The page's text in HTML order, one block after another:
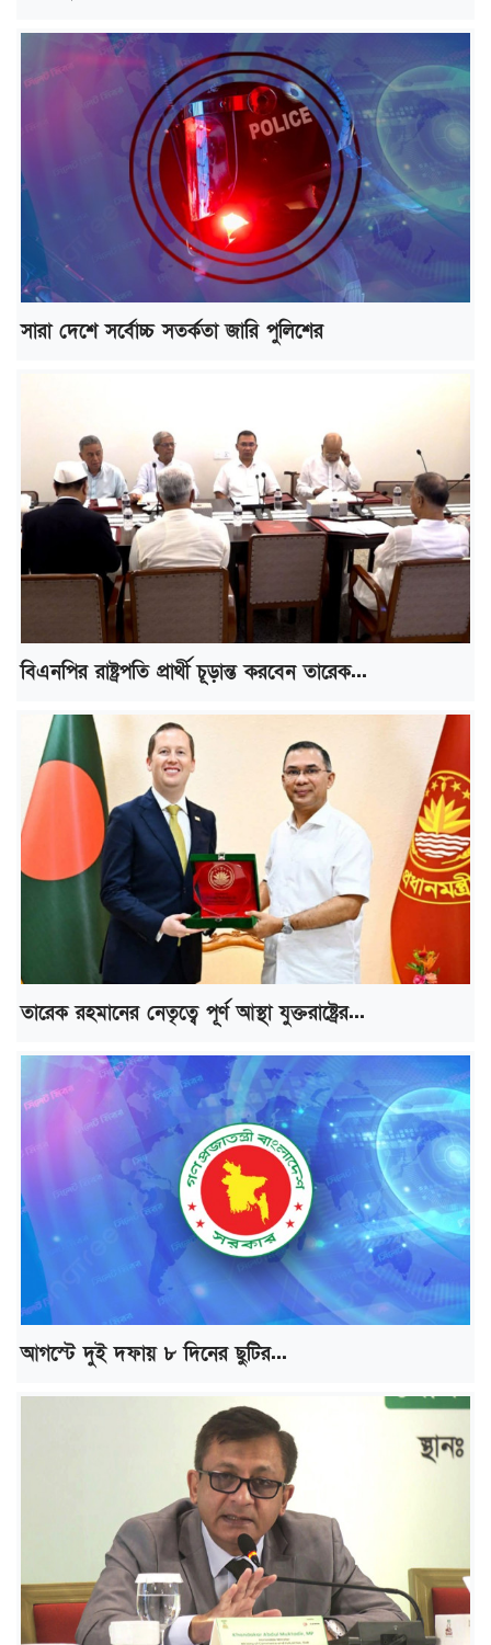
সারা দেশে সর্বোচ্চ সতর্কতা জারি পুলিশের
বিএনপির রাষ্ট্রপতি প্রার্থী চূড়ান্ত করবেন তারেক...
তারেক রহমানের নেতৃত্বে পূর্ণ আস্থা যুক্তরাষ্ট্রের...
আগস্টে দুই দফায় ৮ দিনের ছুটির...